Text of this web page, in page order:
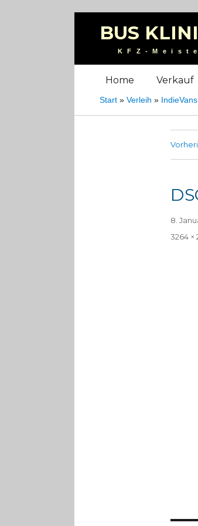
BUS
KFZ-
Home Verkauf
Start »Verleih »
8.
Volle
3264 ×